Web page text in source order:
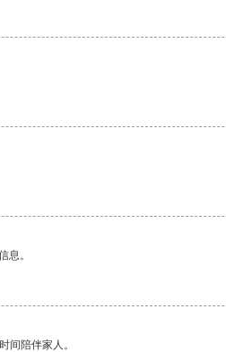
息。
间陪伴家人。